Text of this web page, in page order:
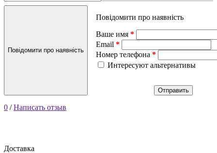
Повідомити про наявність
Повідомити про наявність
Ваше имя
Email
Номер телефона
Интересуют альтернативы
Отправить
0 /Написать отзыв
Доставка